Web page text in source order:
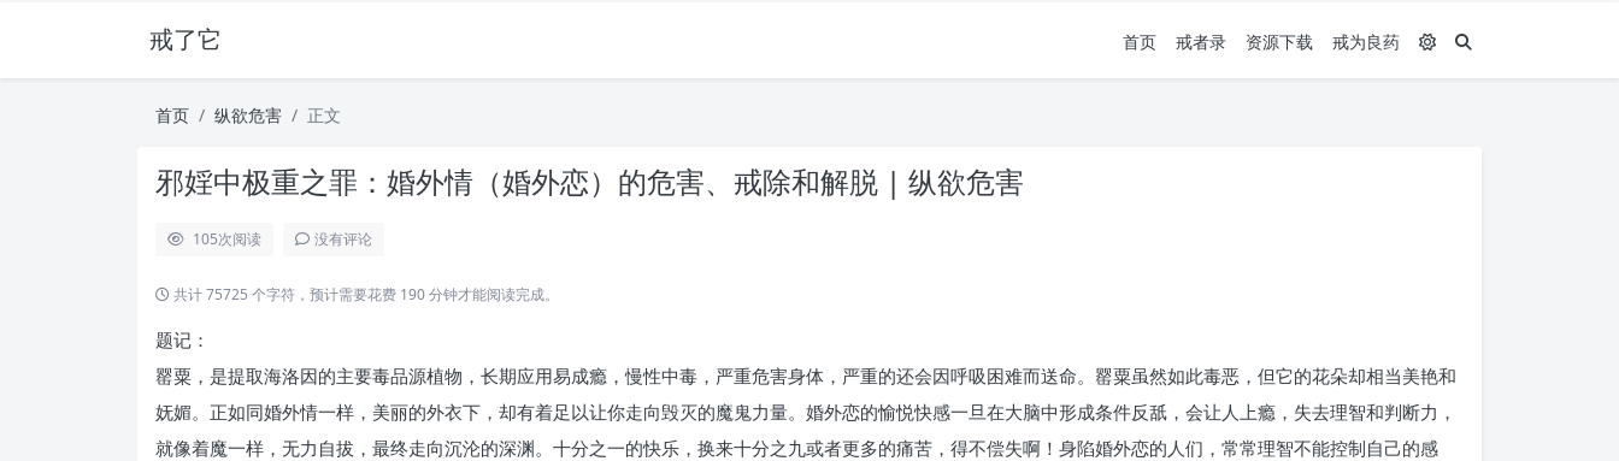
戒了它 首页 戒者录 资源下载 戒为良药
首页 纵欲危害 正文
邪婬中极重之罪：婚外情（婚外恋）的危害、戒除和解脱 | 纵欲危害
105次阅读 没有评论
共计 75725 个字符，预计需要花费 190 分钟才能阅读完成。
题记：
罂粟，是提取海洛因的主要毒品源植物，长期应用易成瘾，慢性中毒，严重危害身体，严重的还会因呼吸困难而送命。罂粟虽然如此毒恶，但它的花朵却相当美艳和
妩媚。正如同婚外情一样，美丽的外衣下，却有着足以让你走向毁灭的魔鬼力量。婚外恋的愉悦快感一旦在大脑中形成条件反舐，会让人上瘾，失去理智和判断力，
就像着魔一样，无力自拔，最终走向沉沦的深渊。十分之一的快乐，换来十分之九或者更多的痛苦，得不偿失啊！身陷婚外恋的人们，常常理智不能控制自己的感